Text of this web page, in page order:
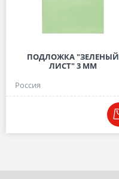
ПОДЛОЖКА "ЗЕЛЕНЫЙ
ЛИСТ" 3 ММ
Россия